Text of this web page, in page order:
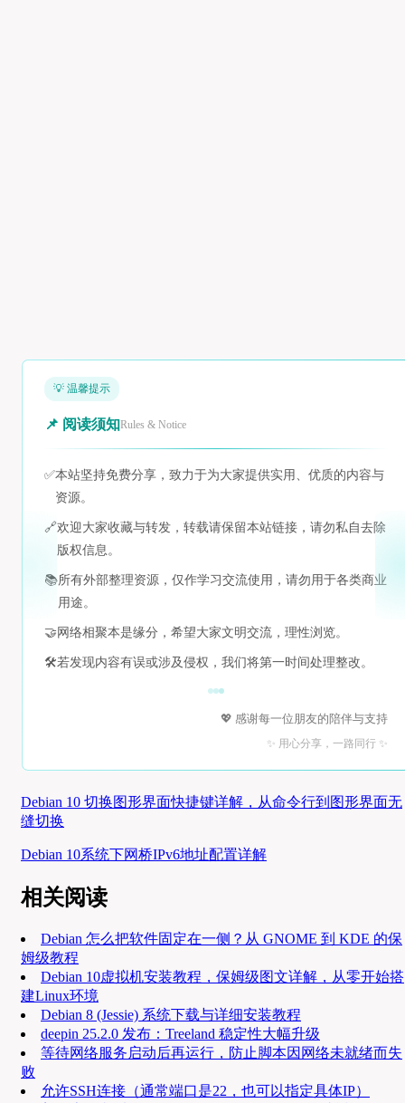
💡 温馨提示
📌 阅读须知Rules & Notice
✅本站坚持免费分享，致力于为大家提供实用、优质的内容与
资源。
🔗欢迎大家收藏与转发，转载请保留本站链接，请勿私自去除
版权信息。
📚所有外部整理资源，仅作学习交流使用，请勿用于各类商业
用途。
🤝 网络相聚本是缘分，希望大家文明交流，理性浏览。
🛠️若发现内容有误或涉及侵权，我们将第一时间处理整改。
💖 感谢每一位朋友的陪伴与支持
✨ 用心分享，一路同行 ✨
Debian 10 切换图形界面快捷键详解，从命令行到图形界面无
缝切换
Debian 10系统下网桥IPv6地址配置详解
相关阅读
Debian 怎么把软件固定在一侧？从 GNOME 到 KDE 的保
姆级教程
Debian 10虚拟机安装教程，保姆级图文详解，从零开始搭
建Linux环境
Debian 8 (Jessie) 系统下载与详细安装教程
deepin 25.2.0 发布：Treeland 稳定性大幅升级
等待网络服务启动后再运行，防止脚本因网络未就绪而失
败
允许SSH连接（通常端口是22，也可以指定具体IP）